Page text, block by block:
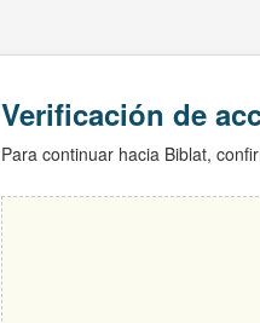
Verificación de
Para continuar hacia Biblat,